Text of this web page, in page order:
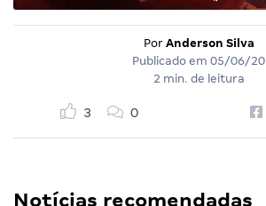
Por Anderson Silva
Publicado em 05/06/20
2 min. de leitura
3 0
Notícias recomendadas